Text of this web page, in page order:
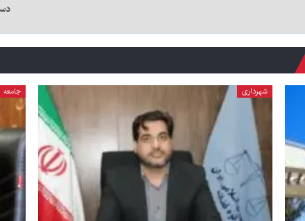
دستگیری ۵
شهرداری جامعه